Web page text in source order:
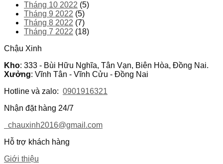
Tháng 10 2022 (5)
Tháng 9 2022 (5)
Tháng 8 2022 (7)
Tháng 7 2022 (18)
Chậu Xinh
Kho: 333 - Bùi Hữu Nghĩa, Tân Vạn, Biên Hòa, Đồng Nai.
Xưởng: Vĩnh Tân - Vĩnh Cửu - Đồng Nai
Hotline và zalo: 0901916321
Nhận đặt hàng 24/7
chauxinh2016@gmail.com
Hỗ trợ khách hàng
Giới thiệu